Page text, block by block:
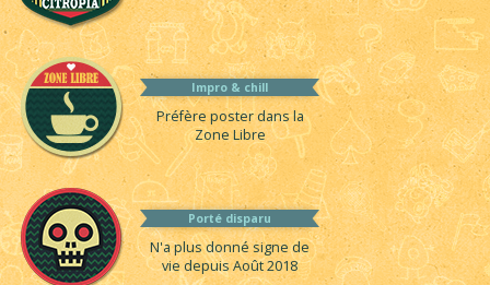
Impro & chill
Préfère poster dans la
Zone Libre
Porté disparu
N'a plus donné signe de
vie depuis Août 2018